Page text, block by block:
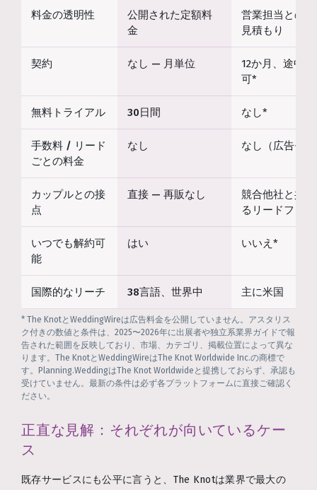
料金の透明性
公開された定額料
金
営業担当との
見積もり
契約 なし — 月単位
12か月、途中
可*
無料トライアル 30日間 なし*
手数料 / リード
ごとの料金
なし なし（広告モ
カップルとの接
点
直接 — 再販なし
競合他社と共
るリードフォ
いつでも解約可
能
はい いいえ*
国際的なリーチ 38言語、世界中 主に米国
* The KnotとWeddingWireは広告料金を公開していません。アスタリス
ク付きの数値と条件は、2025〜2026年に出展者や独立系業界ガイドで報
告された範囲を反映しており、市場、カテゴリ、掲載位置によって異な
ります。The KnotとWeddingWireはThe Knot Worldwide Inc.の商標で
す。Planning.WeddingはThe Knot Worldwideと提携しておらず、承認も
受けていません。最新の条件は必ず各プラットフォームに直接ご確認く
ださい。
正直な見解：それぞれが向いているケー
ス
既存サービスにも公平に言うと、The Knotは業界で最大の